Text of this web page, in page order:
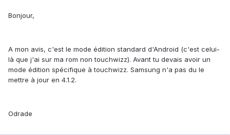
Bonjour,
A mon avis, c'est le mode édition standard d'Android (c'est celui-
là que j'ai sur ma rom non touchwizz). Avant tu devais avoir un
mode édition spécifique à touchwizz. Samsung n'a pas du le
mettre à jour en 4.1.2.
Odrade